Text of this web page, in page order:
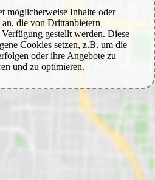
möglicherweise Inhalte oder
die von Drittanbietern
gestellt werden. Diese
Cookies setzen, z.B. um die
oder ihre Angebote zu
und zu optimieren.